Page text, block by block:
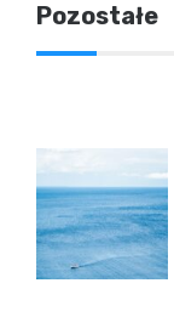
Pozostałe